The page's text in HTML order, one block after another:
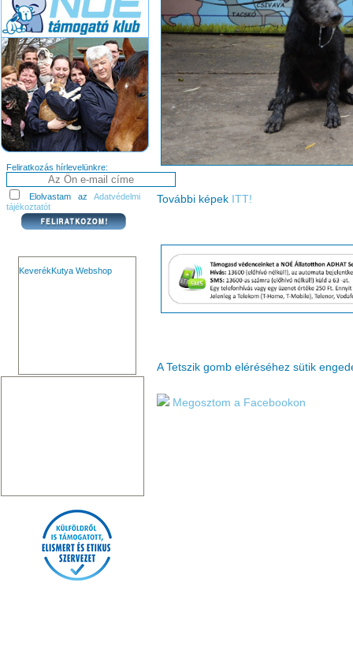
Feliratkozás hírlevelünkre:
Elolvastam az Adatvédelmi
tájékoztatót
KeverékKutya Webshop
További képek ITT!
A Tetszik gomb eléréséhez sütik
Megosztom a Facebookon